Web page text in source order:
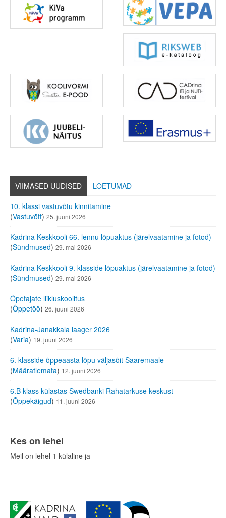
VIIMASED UUDISED
LOETUMAD
10. klassi vastuvõtu kinnitamine
(Vastuvõtt) 25. juuni 2026
Kadrina Keskkooli 66. lennu lõpuaktus (järelvaatamine ja fotod)
(Sündmused) 29. mai 2026
Kadrina Keskkooli 9. klasside lõpuaktus (järelvaatamine ja fotod)
(Sündmused) 29. mai 2026
Õpetajate liikluskoolitus
(Õppetöö) 26. juuni 2026
Kadrina-Janakkala laager 2026
(Varia) 19. juuni 2026
6. klasside õppeaasta lõpu väljasõit Saaremaale
(Määratlemata) 12. juuni 2026
6.B klass külastas Swedbanki Rahatarkuse keskust
(Õppekäigud) 11. juuni 2026
Kes on lehel
Meil on lehel 1 külaline ja